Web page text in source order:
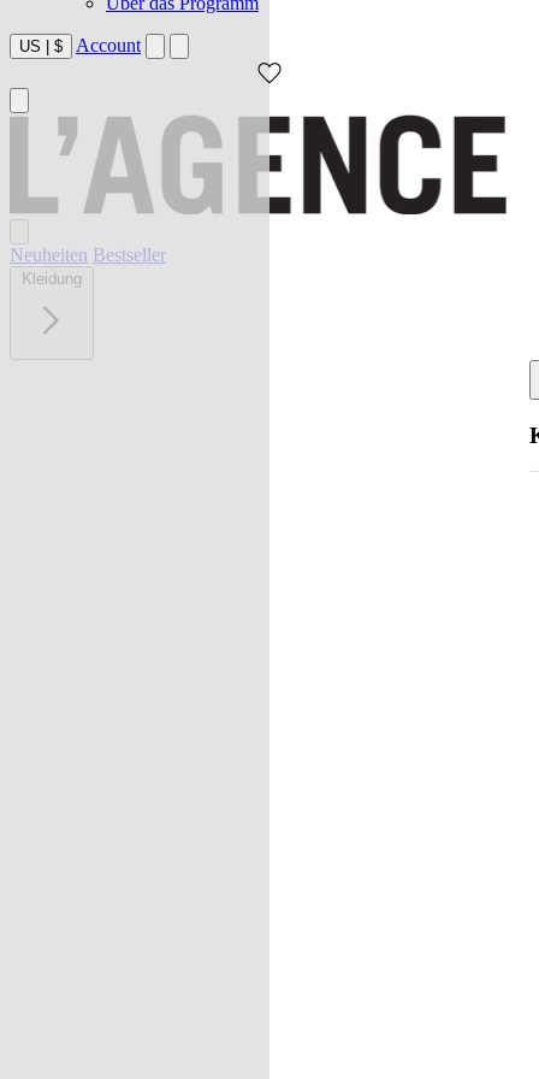
US $ Account
Neuheiten Bestseller
Kleidung